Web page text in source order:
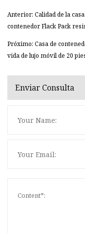
Anterior: Calidad de la
contenedor Flack Pack
Próximo: Casa de
vida de lujo móvil de 20
Enviar Consulta